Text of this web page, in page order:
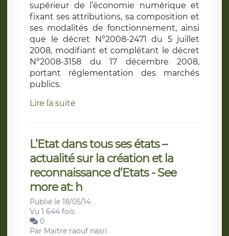
supérieur de l’économie numérique et
fixant ses attributions, sa composition et
ses modalités de fonctionnement, ainsi
que le décret N°2008-2471 du 5 juillet
2008, modifiant et complétant le décret
N°2008-3158 du 17 décembre 2008,
portant réglementation des marchés
publics.
Lire la suite
L’Etat dans tous ses états –
actualité sur la création et la
reconnaissance d’Etats - See
more at: h
Publié le 18/05/14
Vu 1 644 fois
0
Par Maitre raouf nasri